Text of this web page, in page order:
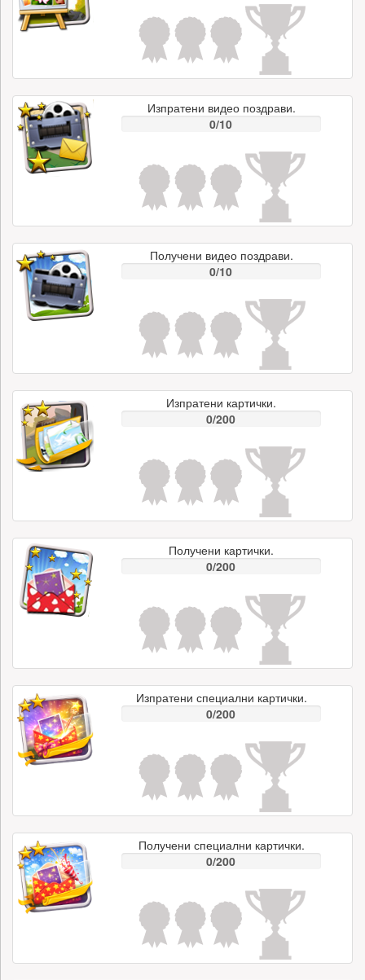
Изпратени видео поздрави.
0/10
Получени видео поздрави.
0/10
Изпратени картички.
0/200
Получени картички.
0/200
Изпратени специални картички.
0/200
Получени специални картички.
0/200